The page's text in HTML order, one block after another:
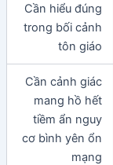
Cần hiểu đúng
trong bối cảnh
tôn giáo
Cần cảnh giác
mang hồ hết
tiềm ẩn nguy
cơ bình yên ổn
mạng